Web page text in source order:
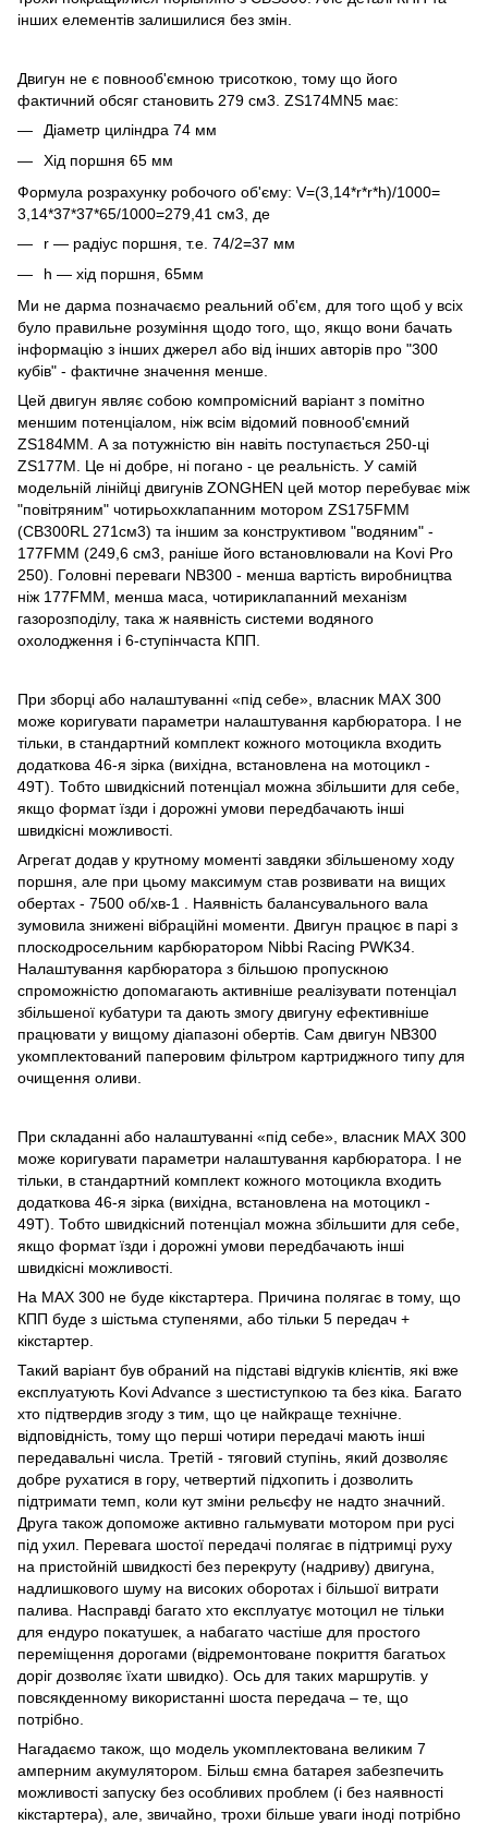
інших елементів залишилися без змін.
Двигун не є повнооб'ємною трисоткою, тому що його
фактичний обсяг становить 279 см3. ZS174MN5 має:
Діаметр циліндра 74 мм
Хід поршня 65 мм
Формула розрахунку робочого об'єму: V=(3,14*r*r*h)/1000=
3,14*37*37*65/1000=279,41 см3, де
r — радіус поршня, т.е. 74/2=37 мм
h — хід поршня, 65мм
Ми не дарма позначаємо реальний об'єм, для того щоб у всіх
було правильне розуміння щодо того, що, якщо вони бачать
інформацію з інших джерел або від інших авторів про "300
кубів" - фактичне значення менше.
Цей двигун являє собою компромісний варіант з помітно
меншим потенціалом, ніж всім відомий повнооб'ємний
ZS184MM. А за потужністю він навіть поступається 250-ці
ZS177M. Це ні добре, ні погано - це реальність. У самій
модельній лінійці двигунів ZONGHEN цей мотор перебуває між
"повітряним" чотирьохклапанним мотором ZS175FMM
(СB300RL 271см3) та іншим за конструктивом "водяним" -
177FMM (249,6 см3, раніше його встановлювали на Kovi Pro
250). Головні переваги NB300 - менша вартість виробництва
ніж 177FMM, менша маса, чотириклапанний механізм
газорозподілу, така ж наявність системи водяного
охолодження і 6-ступінчаста КПП.
При зборці або налаштуванні «під себе», власник MAX 300
може коригувати параметри налаштування карбюратора. І не
тільки, в стандартний комплект кожного мотоцикла входить
додаткова 46-я зірка (вихідна, встановлена на мотоцикл -
49T). Тобто швидкісний потенціал можна збільшити для себе,
якщо формат їзди і дорожні умови передбачають інші
швидкісні можливості.
Агрегат додав у крутному моменті завдяки збільшеному ходу
поршня, але при цьому максимум став розвивати на вищих
обертах - 7500 об/хв-1 . Наявність балансувального вала
зумовила знижені вібраційні моменти. Двигун працює в парі з
плоскодросельним карбюратором Nibbi Racing PWK34.
Налаштування карбюратора з більшою пропускною
спроможністю допомагають активніше реалізувати потенціал
збільшеної кубатури та дають змогу двигуну ефективніше
працювати у вищому діапазоні обертів. Сам двигун NB300
укомплектований паперовим фільтром картриджного типу для
очищення оливи.
При складанні або налаштуванні «під себе», власник MAX 300
може коригувати параметри налаштування карбюратора. І не
тільки, в стандартний комплект кожного мотоцикла входить
додаткова 46-я зірка (вихідна, встановлена на мотоцикл -
49T). Тобто швидкісний потенціал можна збільшити для себе,
якщо формат їзди і дорожні умови передбачають інші
швидкісні можливості.
На MAX 300 не буде кікстартера. Причина полягає в тому, що
КПП буде з шістьма ступенями, або тільки 5 передач +
кікстартер.
Такий варіант був обраний на підставі відгуків клієнтів, які вже
експлуатують Kovi Advance з шестиступкою та без кіка. Багато
хто підтвердив згоду з тим, що це найкраще технічне.
відповідність, тому що перші чотири передачі мають інші
передавальні числа. Третій - тяговий ступінь, який дозволяє
добре рухатися в гору, четвертий підхопить і дозволить
підтримати темп, коли кут зміни рельєфу не надто значний.
Друга також допоможе активно гальмувати мотором при русі
під ухил. Перевага шостої передачі полягає в підтримці руху
на пристойній швидкості без перекруту (надриву) двигуна,
надлишкового шуму на високих оборотах і більшої витрати
палива. Насправді багато хто експлуатує мотоцил не тільки
для ендуро покатушек, а набагато частіше для простого
переміщення дорогами (відремонтоване покриття багатьох
доріг дозволяє їхати швидко). Ось для таких маршрутів. у
повсякденному використанні шоста передача – те, що
потрібно.
Нагадаємо також, що модель укомплектована великим 7
амперним акумулятором. Більш ємна батарея забезпечить
можливості запуску без особливих проблем (і без наявності
кікстартера), але, звичайно, трохи більше уваги іноді потрібно